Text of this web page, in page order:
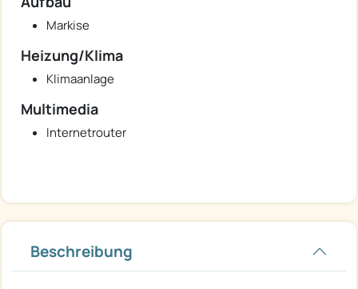
Markise
Heizung/Klima
Klimaanlage
Multimedia
Internetrouter
Beschreibung